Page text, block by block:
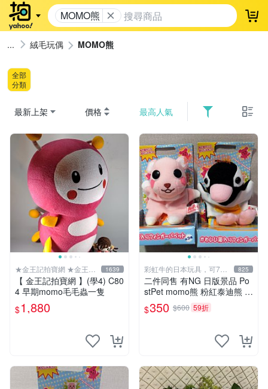
MOMO熊 登
絨毛玩偶 MOMO熊
全部
分類
最新上架 價格 最高人氣
★金王記拍寶網 ★金王記
拍寶趣
1639
【 金王記拍寶網 】(學4) C80
4 早期momo毛毛蟲一隻
$1,880
彩虹牛的日本玩具，可7取
付
825
二件同售 有NG 日版景品 Po
stPet momo熊 粉紅泰迪熊 妹
妹 comomo 企鵝 娃娃 布偶
手指頭 娃娃
$350 $600 59折